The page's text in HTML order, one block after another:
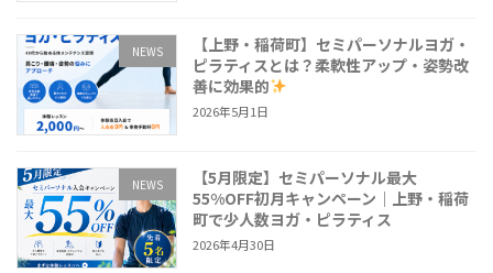
NEWS
【上野・稲荷町】セミパーソナルヨガ・
ピラティスとは？柔軟性アップ・姿勢改
善に効果的
2026年5月1日
NEWS
【5月限定】セミパーソナル最大
55%OFF初月キャンペーン｜上野・稲荷
町で少人数ヨガ・ピラティス
2026年4月30日